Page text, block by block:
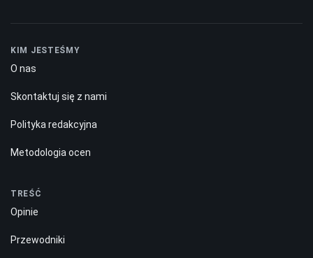
KIM JESTEŚMY
O nas
Skontaktuj się z nami
Polityka redakcyjna
Metodologia ocen
TREŚĆ
Opinie
Przewodniki